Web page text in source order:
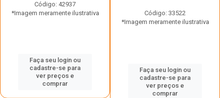
Código: 42937
*Imagem meramente ilustrativa
Faça seu login ou
cadastre-se para
ver preços e
comprar
Código: 33522
*Imagem meramente ilustrativa
Faça seu login ou
cadastre-se para
ver preços e
comprar